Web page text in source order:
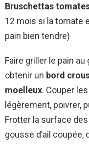
Bruschettas
12 mois si la tomate
pain bien tendre)
Faire griller le pain au
obtenir un bord
moelleux. Couper
légèrement, poivrer,
Frotter la surface
gousse d’ail